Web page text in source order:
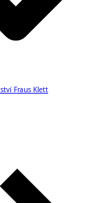
Fraus Klett